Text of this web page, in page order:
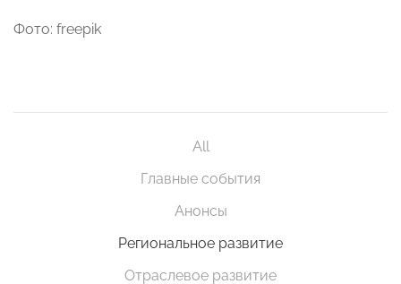
Фото: freepik
All
Главные события
Анонсы
Региональное развитие
Отраслевое развитие